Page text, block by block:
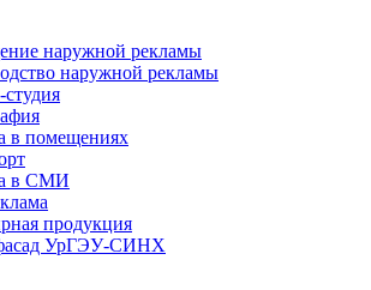
наружной рекламы
наружной рекламы
в помещениях
в СМИ
продукция
УрГЭУ-СИНХ